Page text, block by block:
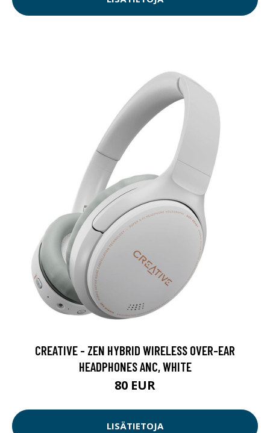
CREATIVE - ZEN HYBRID WIRELESS OVER-EAR
HEADPHONES ANC, WHITE
80 EUR
LISÄTIETOJA